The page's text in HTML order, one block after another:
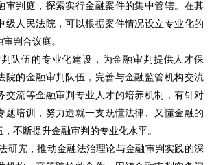
审判庭，探索实行金融案件的集中管辖。在其
级人民法院，可以根据案件情况设立专业化的
判合议庭。
队伍的专业化建设，为金融审判提供人才保
院的金融审判队伍，完善与金融监管机构交流
交流等金融审判专业人才的培养机制，有针对
题培训，努力造就一支既懂法律、又懂金融的
不断提升金融审判的专业化水平。
研宄，推动金融法治理论与金融审判实践的深